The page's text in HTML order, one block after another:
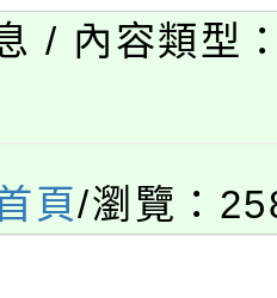
8/29、30在
日，桃園電
市運動會8/
/ 內容類型
頁/瀏覽：